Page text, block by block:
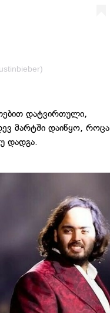
დატვირთული,
მარტში დაიწყო, როცა
დადგა.